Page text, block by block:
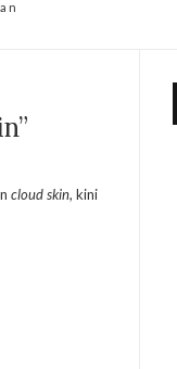
cloud skin, kini